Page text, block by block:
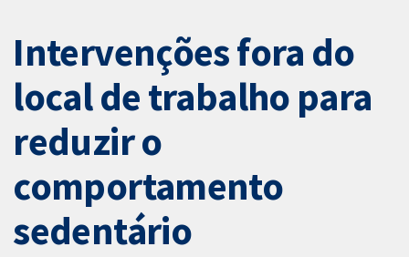
Intervenções fora do
local de trabalho para
reduzir o
comportamento
sedentário